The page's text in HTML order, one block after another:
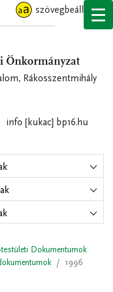
szövegbeállítások
Önkormányzat
Rákosszentmihály
info [kukac] bp16.hu
testületi Dokumentumok
1996